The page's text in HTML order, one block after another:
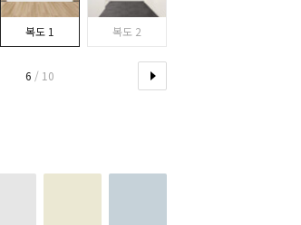
복도 1 복도 2
6 / 10